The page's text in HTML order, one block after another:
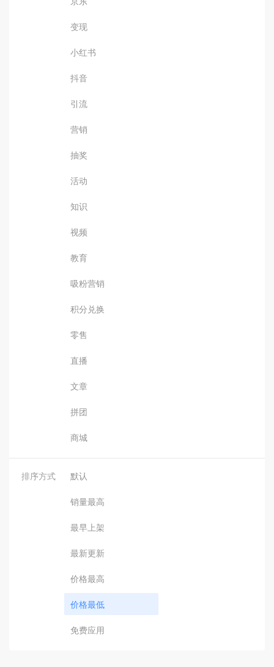
变现
小红书
抖音
引流
营销
抽奖
活动
知识
视频
教育
吸粉营销
积分兑换
零售
直播
文章
拼团
商城
排序方式 默认
销量最高
最早上架
最新更新
价格最高
价格最低
免费应用